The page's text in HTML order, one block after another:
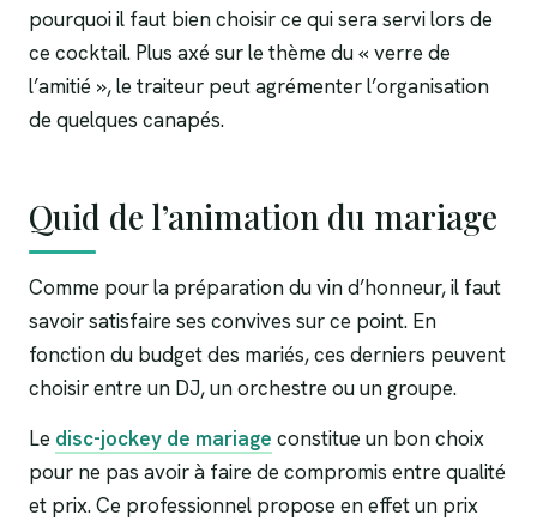
pourquoi il faut bien choisir ce qui sera servi lors de
ce cocktail. Plus axé sur le thème du « verre de
l’amitié », le traiteur peut agrémenter l’organisation
de quelques canapés.
Quid de l’animation du mariage
Comme pour la préparation du vin d’honneur, il faut
savoir satisfaire ses convives sur ce point. En
fonction du budget des mariés, ces derniers peuvent
choisir entre un DJ, un orchestre ou un groupe.
Le disc-jockey de mariage constitue un bon choix
pour ne pas avoir à faire de compromis entre qualité
et prix. Ce professionnel propose en effet un prix